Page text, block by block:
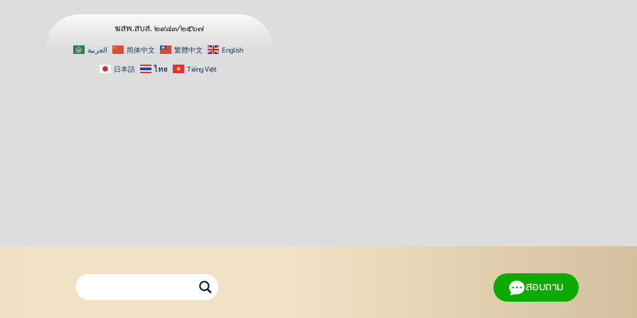
ฆสพ.สบส. ๒๙๘๓/๒๕๖๗
العربية 简体中文 繁體中文 English
日本語 ไทย Tiếng Việt
สอบถาม